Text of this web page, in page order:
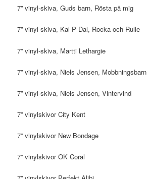
7” vinyl-skiva, Guds barn, Rösta på mig
7” vinyl-skiva, Kal P Dal, Rocka och Rulle
7” vinyl-skiva, Martti Lethargie
7” vinyl-skiva, Niels Jensen, Mobbningsbarn
7” vinyl-skiva, Niels Jensen, Vintervind
7” vinylskivor City Kent
7” vinylskivor New Bondage
7” vinylskivor OK Coral